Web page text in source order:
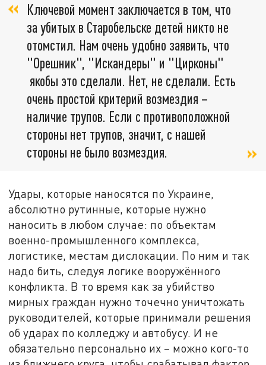
Ключевой момент заключается в том, что
за убитых в Старобельске детей никто не
отомстил. Нам очень удобно заявить, что
"Орешник", "Искандеры" и "Цирконы"
якобы это сделали. Нет, не сделали. Есть
очень простой критерий возмездия –
наличие трупов. Если с противоположной
стороны нет трупов, значит, с нашей
стороны не было возмездия.
Удары, которые наносятся по Украине,
абсолютно рутинные, которые нужно
наносить в любом случае: по объектам
военно-промышленного комплекса,
логистике, местам дислокации. По ним и так
надо бить, следуя логике вооружённого
конфликта. В то время как за убийство
мирных граждан нужно точечно уничтожать
руководителей, которые принимали решения
об ударах по колледжу и автобусу. И не
обязательно персонально их – можно кого-то